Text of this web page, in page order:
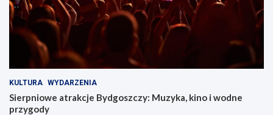
KULTURA WYDARZENIA
Sierpniowe atrakcje Bydgoszczy: Muzyka, kino i wodne
przygody